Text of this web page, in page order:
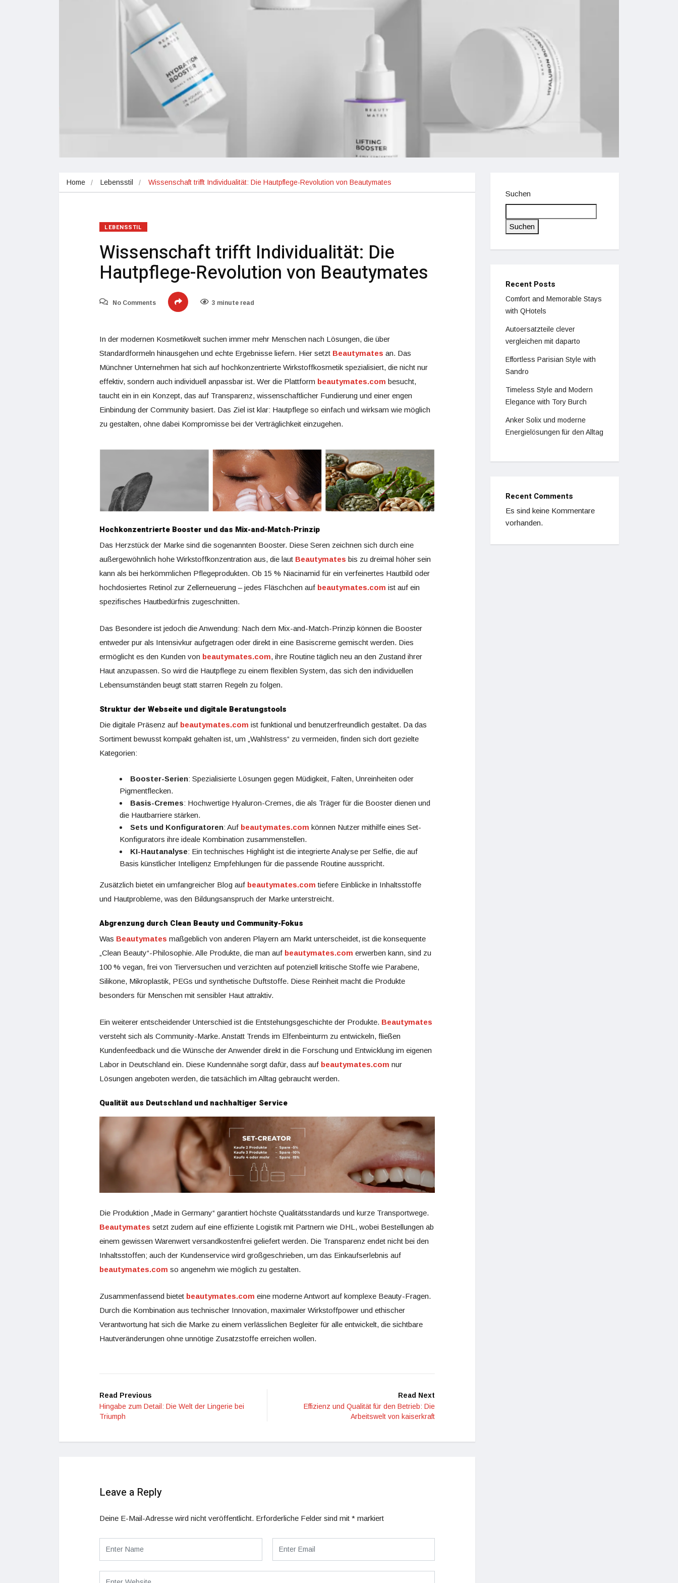
Home Lebensstil Wissenschaft trifft Individualität: Die Hautpflege-Revolution von Beautymates
LEBENSSTIL
Wissenschaft trifft Individualität: Die
Hautpflege-Revolution von Beautymates
No Comments 3 minute read
In der modernen Kosmetikwelt suchen immer mehr Menschen nach Lösungen, die über
Standardformeln hinausgehen und echte Ergebnisse liefern. Hier setzt Beautymates an. Das
Münchner Unternehmen hat sich auf hochkonzentrierte Wirkstoffkosmetik spezialisiert, die nicht nur
effektiv, sondern auch individuell anpassbar ist. Wer die Plattform beautymates.com besucht,
taucht ein in ein Konzept, das auf Transparenz, wissenschaftlicher Fundierung und einer engen
Einbindung der Community basiert. Das Ziel ist klar: Hautpflege so einfach und wirksam wie möglich
zu gestalten, ohne dabei Kompromisse bei der Verträglichkeit einzugehen.
Hochkonzentrierte Booster und das Mix-and-Match-Prinzip
Das Herzstück der Marke sind die sogenannten Booster. Diese Seren zeichnen sich durch eine
außergewöhnlich hohe Wirkstoffkonzentration aus, die laut Beautymates bis zu dreimal höher sein
kann als bei herkömmlichen Pflegeprodukten. Ob 15 % Niacinamid für ein verfeinertes Hautbild oder
hochdosiertes Retinol zur Zellerneuerung – jedes Fläschchen auf beautymates.com ist auf ein
spezifisches Hautbedürfnis zugeschnitten.
Das Besondere ist jedoch die Anwendung: Nach dem Mix-and-Match-Prinzip können die Booster
entweder pur als Intensivkur aufgetragen oder direkt in eine Basiscreme gemischt werden. Dies
ermöglicht es den Kunden von beautymates.com, ihre Routine täglich neu an den Zustand ihrer
Haut anzupassen. So wird die Hautpflege zu einem flexiblen System, das sich den individuellen
Lebensumständen beugt statt starren Regeln zu folgen.
Struktur der Webseite und digitale Beratungstools
Die digitale Präsenz auf beautymates.com ist funktional und benutzerfreundlich gestaltet. Da das
Sortiment bewusst kompakt gehalten ist, um „Wahlstress“ zu vermeiden, finden sich dort gezielte
Kategorien:
Booster-Serien: Spezialisierte Lösungen gegen Müdigkeit, Falten, Unreinheiten oder
Pigmentflecken.
Basis-Cremes: Hochwertige Hyaluron-Cremes, die als Träger für die Booster dienen und
die Hautbarriere stärken.
Sets und Konfiguratoren: Auf beautymates.com können Nutzer mithilfe eines Set-
Konfigurators ihre ideale Kombination zusammenstellen.
KI-Hautanalyse: Ein technisches Highlight ist die integrierte Analyse per Selfie, die auf
Basis künstlicher Intelligenz Empfehlungen für die passende Routine ausspricht.
Zusätzlich bietet ein umfangreicher Blog auf beautymates.com tiefere Einblicke in Inhaltsstoffe
und Hautprobleme, was den Bildungsanspruch der Marke unterstreicht.
Abgrenzung durch Clean Beauty und Community-Fokus
Was Beautymates maßgeblich von anderen Playern am Markt unterscheidet, ist die konsequente
„Clean Beauty“-Philosophie. Alle Produkte, die man auf beautymates.com erwerben kann, sind zu
100 % vegan, frei von Tierversuchen und verzichten auf potenziell kritische Stoffe wie Parabene,
Silikone, Mikroplastik, PEGs und synthetische Duftstoffe. Diese Reinheit macht die Produkte
besonders für Menschen mit sensibler Haut attraktiv.
Ein weiterer entscheidender Unterschied ist die Entstehungsgeschichte der Produkte. Beautymates
versteht sich als Community-Marke. Anstatt Trends im Elfenbeinturm zu entwickeln, fließen
Kundenfeedback und die Wünsche der Anwender direkt in die Forschung und Entwicklung im eigenen
Labor in Deutschland ein. Diese Kundennähe sorgt dafür, dass auf beautymates.com nur
Lösungen angeboten werden, die tatsächlich im Alltag gebraucht werden.
Qualität aus Deutschland und nachhaltiger Service
Die Produktion „Made in Germany“ garantiert höchste Qualitätsstandards und kurze Transportwege.
Beautymates setzt zudem auf eine effiziente Logistik mit Partnern wie DHL, wobei Bestellungen ab
einem gewissen Warenwert versandkostenfrei geliefert werden. Die Transparenz endet nicht bei den
Inhaltsstoffen; auch der Kundenservice wird großgeschrieben, um das Einkaufserlebnis auf
beautymates.com so angenehm wie möglich zu gestalten.
Zusammenfassend bietet beautymates.com eine moderne Antwort auf komplexe Beauty-Fragen.
Durch die Kombination aus technischer Innovation, maximaler Wirkstoffpower und ethischer
Verantwortung hat sich die Marke zu einem verlässlichen Begleiter für alle entwickelt, die sichtbare
Hautveränderungen ohne unnötige Zusatzstoffe erreichen wollen.
Read Previous
Hingabe zum Detail: Die Welt der Lingerie bei
Triumph
Read Next
Effizienz und Qualität für den Betrieb: Die
Arbeitswelt von kaiserkraft
Leave a Reply
Deine E-Mail-Adresse wird nicht veröffentlicht. Erforderliche Felder sind mit * markiert
Suchen
Suchen
Recent Posts
Comfort and Memorable Stays
with QHotels
Autoersatzteile clever
vergleichen mit daparto
Effortless Parisian Style with
Sandro
Timeless Style and Modern
Elegance with Tory Burch
Anker Solix und moderne
Energielösungen für den Alltag
Recent Comments
Es sind keine Kommentare
vorhanden.